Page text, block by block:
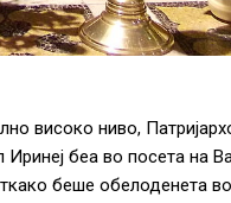
високо ниво,
беа во посета на
беше обелоденета